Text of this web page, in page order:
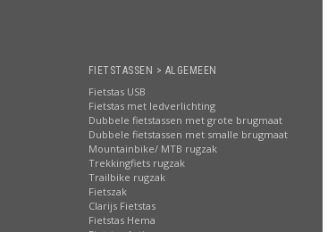
FIETSTASSEN > ALGEMEEN
Fietstas USB
Fietstas met ledverlichting
Dubbele fietstassen met grote brugmaat
Dubbele fietstassen met smalle brugmaat
Mountainbike/ MTB rugzak
Trekkingfiets rugzak
Trailbike rugzak
Fietszak
Clarijs Fietstas
Fietstas Hema